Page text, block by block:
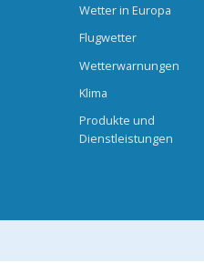
Wetter in Europa
Flugwetter
Wetterwarnungen
Klima
Produkte und
Dienstleistungen